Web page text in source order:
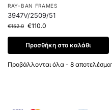
RAY-BAN FRAMES
3947V/2509/51
€152.0 €110.0
Προσθήκη στο καλάθι
Προβάλλονται όλα - 8